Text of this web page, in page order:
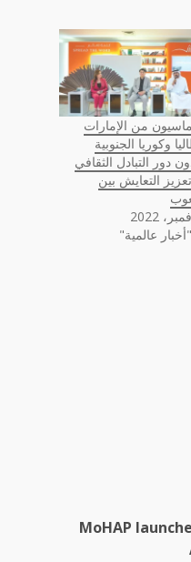
من الإمارات
وكوريا الجنوبية
دور التبادل الثقافي
التعايش بين
عالمية"
MoHAP